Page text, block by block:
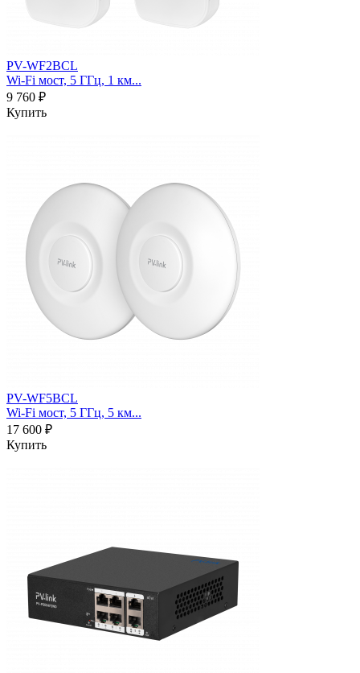
PV-WF2BCL
Wi-Fi мост, 5 ГГц, 1 км...
9 760 ₽
Купить
PV-WF5BCL
Wi-Fi мост, 5 ГГц, 5 км...
17 600 ₽
Купить